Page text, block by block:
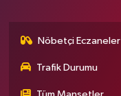
Nöbetçi Eczaneler
Trafik Durumu